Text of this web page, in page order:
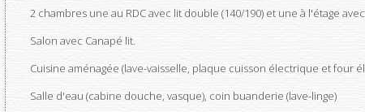
2 chambres une au RDC avec lit double (140/190) et une à l'étage
Salon avec Canapé lit.
Cuisine aménagée (lave-vaisselle, plaque cuisson électrique et four
Salle d'eau (cabine douche, vasque), coin buanderie (lave-linge)